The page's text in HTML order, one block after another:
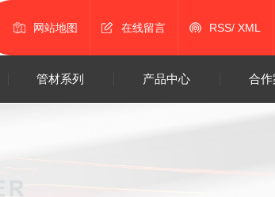
网站地图 在线留言 RSS/ XML
管材系列 产品中心 合作